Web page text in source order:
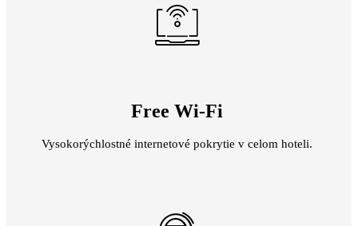
Free Wi-Fi
Vysokorýchlostné internetové pokrytie v celom hoteli.